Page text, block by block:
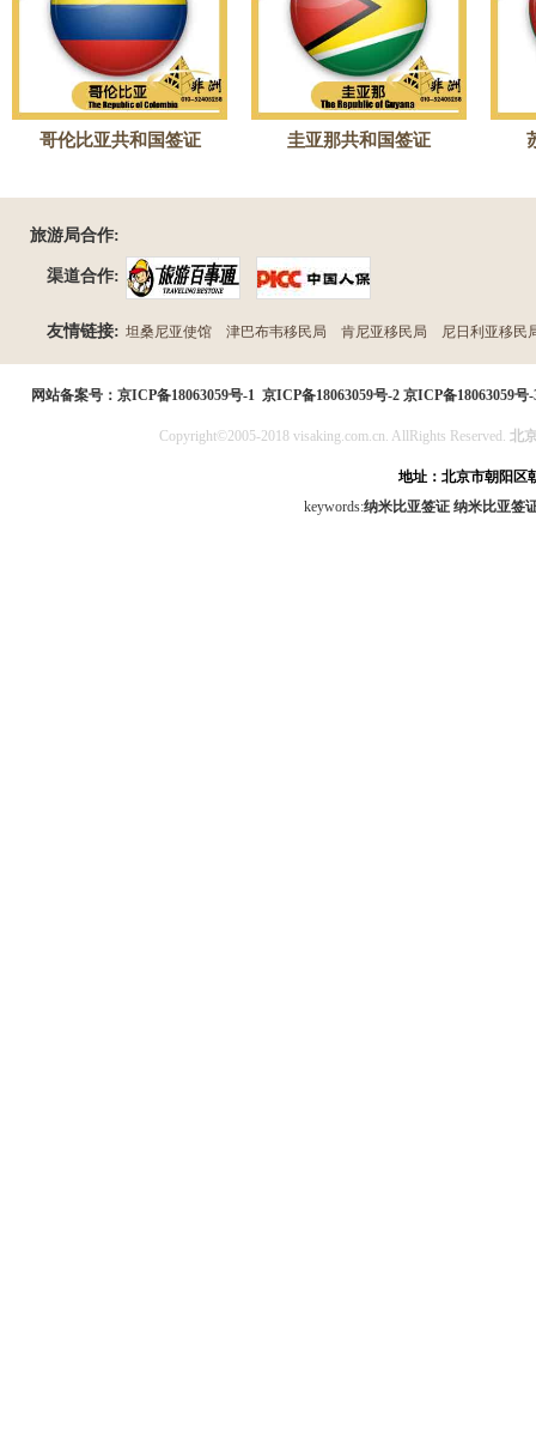
哥伦比亚共和国签证 圭亚那共和国签证
旅游局合作:
渠道合作:
友情链接: 坦桑尼亚使馆 津巴布韦移民局 肯尼亚移民局 尼日利亚移民
网站备案号： 京ICP备18063059号-1 京ICP备18063059号-2 京ICP备18063059号-
Copyright©2005-2018 visaking.com.cn. AllRights Reserved. 北
地址：北京市朝阳区
keywords:纳米比亚签证 纳米比亚签